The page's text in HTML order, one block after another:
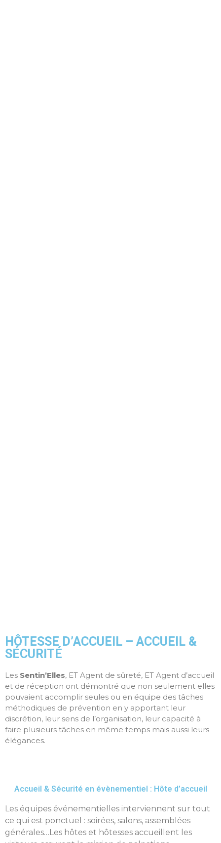
HÔTESSE D’ACCUEIL – ACCUEIL &
SÉCURITÉ
Les Sentin’Elles, ET Agent de sûreté, ET Agent d’accueil
et de réception ont démontré que non seulement elles
pouvaient accomplir seules ou en équipe des tâches
méthodiques de prévention en y apportant leur
discrétion, leur sens de l’organisation, leur capacité à
faire plusieurs tâches en même temps mais aussi leurs
élégances.
Accueil & Sécurité en évènementiel : Hôte d’accueil
Les équipes événementielles interviennent sur tout
ce qui est ponctuel : soirées, salons, assemblées
générales…Les hôtes et hôtesses accueillent les